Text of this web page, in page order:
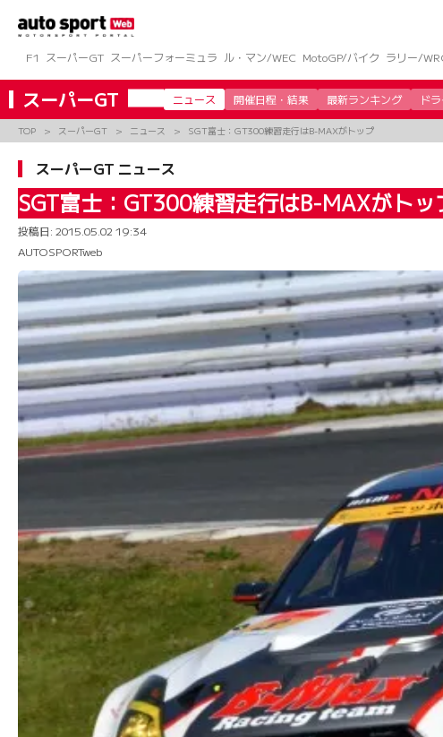
ツ
へ
ス
キ
ッ
F1
スーパーGT スーパーフォーミュラ ル・マン/WEC MotoGP/バイク ラリー/
スーパーGT ニュース 開催日程・結果 最新ランキング ド
TOP スーパーGT ニュース SGT富士：GT300練習走行はB-MAXがトップ
スーパーGT ニュース
SGT富士：GT300練習走行はB-MAXがトッ
投稿日: 2015.05.02 19:34
AUTOSPORTweb